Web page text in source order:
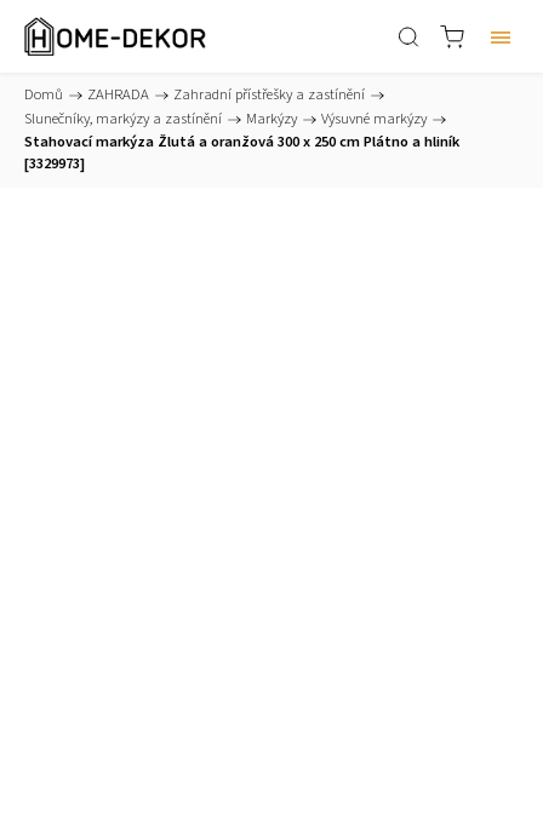
Domů / ZAHRADA / Zahradní přístřešky a zastínění /
Slunečníky, markýzy a zastínění / Markýzy / Výsuvné markýzy /
Stahovací markýza Žlutá a oranžová 300 x 250 cm Plátno a hliník
[3329973]